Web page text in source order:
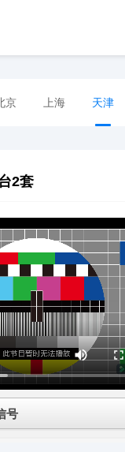
京 上海 天津
2套